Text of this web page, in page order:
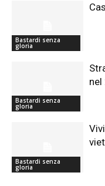
Bastardi senza
gloria
Bastardi senza
gloria
nel
Bastardi senza
gloria